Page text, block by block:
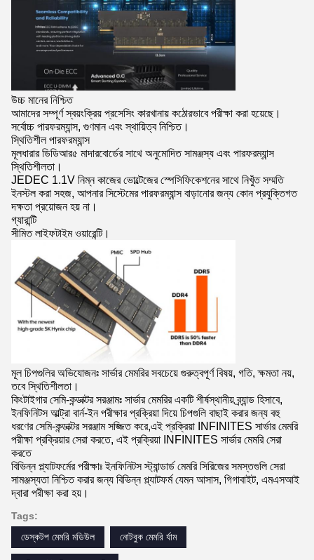
উচ্চ মানের নিশ্চিত
আমাদের সম্পূর্ণ স্বয়ংক্রিয় প্রসেসিং কারখানায় কঠোরভাবে পরীক্ষা করা হয়েছে।
সর্বোচ্চ পারফরম্যান্স, গুণমান এবং স্থায়িত্ব নিশ্চিত।
স্থিতিশীল পারফরম্যান্স
মূলধারার ডিডিআর৫ মাদারবোর্ডের সাথে অনুমোদিত সামঞ্জস্য এবং পারফরম্যান্স
স্থিতিশীলতা।
JEDEC 1.1V নিম্ন কাজের ভোল্টেজের স্পেসিফিকেশনের সাথে নিখুঁত সম্মতি
ইনস্টল করা সহজ, আপনার সিস্টেমের পারফরম্যান্স বাড়ানোর জন্য কোন প্রযুক্তিগত
দক্ষতা প্রয়োজন হয় না।
গ্যারান্টি
সীমিত লাইফটাইম ওয়ারেন্টি।
মূল চিপগুলির অভিযোজনঃ সার্ভার মেমরির সবচেয়ে গুরুত্বপূর্ণ বিষয়, গতি, ক্ষমতা নয়,
তবে স্থিতিশীলতা।
কিংটাইগার সেমি-কন্ডাক্টর সরঞ্জামঃ সার্ভার মেমরির একটি শীর্ষস্থানীয় ব্র্যান্ড হিসাবে,
ইনফিনিটস আল্ট্রা বার্ন-ইন পরীক্ষার প্রক্রিয়া দিয়ে চিপগুলি বাছাই করার জন্য বহু
ধরণের সেমি-কন্ডাক্টর সরঞ্জাম সজ্জিত করে,এই প্রক্রিয়া INFINITES সার্ভার মেমরি
পরীক্ষা প্রক্রিয়ার সেরা করতে, এই প্রক্রিয়া INFINITES সার্ভার মেমরি সেরা
করতে
বিভিন্ন প্ল্যাটফর্মের পরীক্ষাঃ ইনফিনিটস স্ট্যান্ডার্ড মেমরি সিরিজের সমস্তগুলি সেরা
সামঞ্জস্যতা নিশ্চিত করার জন্য বিভিন্ন প্ল্যাটফর্ম যেমন আসাস, গিগাবাইট, এমএসআই
দ্বারা পরীক্ষা করা হয়।
Tags:
ডেস্কটপ মেমরি মডিউল
নোটবুক মেমরি র্যাম